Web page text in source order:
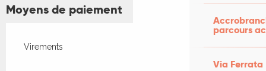
parcours
Via Ferrata
Moyens de paiement
Virements